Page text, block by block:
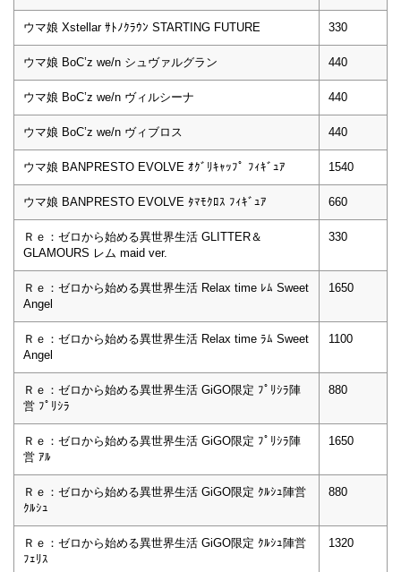
ウマ娘 Xstellar ｻﾄﾉｸﾗｳﾝ STARTING FUTURE 330
ウマ娘 BoC’z we/n シュヴァルグラン 440
ウマ娘 BoC’z we/n ヴィルシーナ 440
ウマ娘 BoC’z we/n ヴィブロス 440
ウマ娘 BANPRESTO EVOLVE ｵｸﾞﾘｷｬｯﾌﾟ ﾌｨｷﾞｭｱ 1540
ウマ娘 BANPRESTO EVOLVE ﾀﾏﾓｸﾛｽ ﾌｨｷﾞｭｱ 660
Ｒｅ：ゼロから始める異世界生活 GLITTER＆
GLAMOURS レム maid ver.
330
Ｒｅ：ゼロから始める異世界生活 Relax time ﾚﾑ Sweet
Angel
1650
Ｒｅ：ゼロから始める異世界生活 Relax time ﾗﾑ Sweet
Angel
1100
Ｒｅ：ゼロから始める異世界生活 GiGO限定 ﾌﾟﾘｼﾗ陣
営 ﾌﾟﾘｼﾗ
880
Ｒｅ：ゼロから始める異世界生活 GiGO限定 ﾌﾟﾘｼﾗ陣
営 ｱﾙ
1650
Ｒｅ：ゼロから始める異世界生活 GiGO限定 ｸﾙｼｭ陣営
ｸﾙｼｭ
880
Ｒｅ：ゼロから始める異世界生活 GiGO限定 ｸﾙｼｭ陣営
ﾌｪﾘｽ
1320